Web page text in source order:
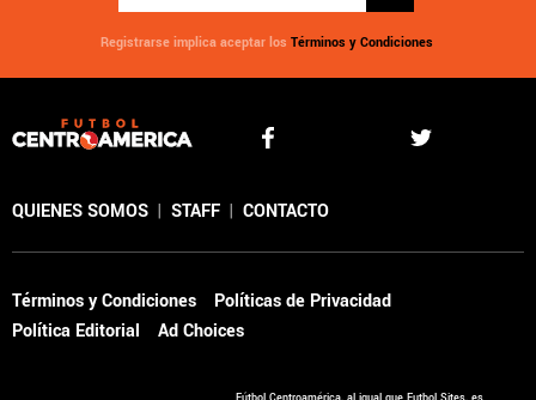
Registrarse implica aceptar los Términos y Condiciones
QUIENES SOMOS | STAFF | CONTACTO
Términos y Condiciones
Políticas de Privacidad
Política Editorial
Ad Choices